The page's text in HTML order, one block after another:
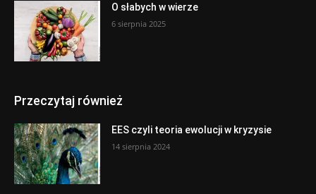
O słabych w wierze
6 sierpnia 2025
Przeczytaj również
EES czyli teoria ewolucji w kryzysie
14 sierpnia 2024